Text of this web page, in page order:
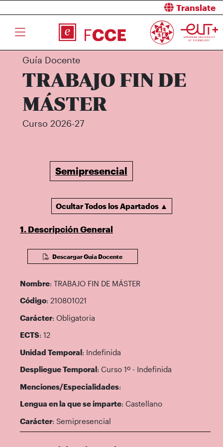
Translate
Guía Docente
TRABAJO FIN DE
MÁSTER
Curso 2026-27
Semipresencial
Ocultar Todos los Apartados ▲
1. Descripción General
Descargar Guía Docente
Nombre: TRABAJO FIN DE MÁSTER
Código: 210801021
Carácter: Obligatoria
ECTS: 12
Unidad Temporal: Indefinida
Despliegue Temporal: Curso 1º - Indefinida
Menciones/Especialidades:
Lengua en la que se imparte: Castellano
Carácter: Semipresencial